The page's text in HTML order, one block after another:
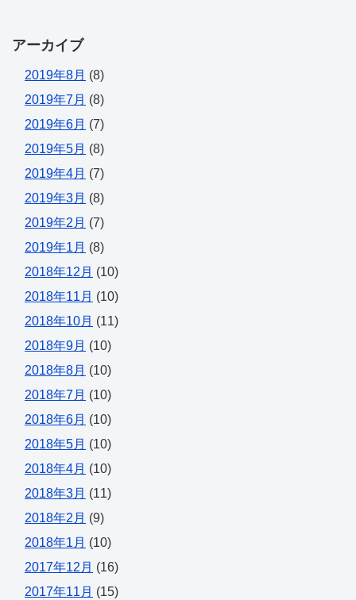
アーカイブ
2019年8月 (8)
2019年7月 (8)
2019年6月 (7)
2019年5月 (8)
2019年4月 (7)
2019年3月 (8)
2019年2月 (7)
2019年1月 (8)
2018年12月 (10)
2018年11月 (10)
2018年10月 (11)
2018年9月 (10)
2018年8月 (10)
2018年7月 (10)
2018年6月 (10)
2018年5月 (10)
2018年4月 (10)
2018年3月 (11)
2018年2月 (9)
2018年1月 (10)
2017年12月 (16)
2017年11月 (15)